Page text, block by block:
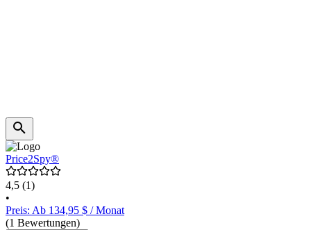
Price2Spy®
4,5 (1)
•
Preis: Ab 134,95 $ / Monat
(1 Bewertungen)